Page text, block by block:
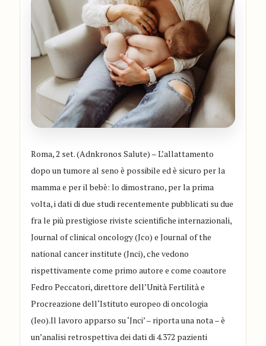
Roma, 2 set. (Adnkronos Salute) – L’allattamento
dopo un tumore al seno è possibile ed è sicuro per la
mamma e per il bebè: lo dimostrano, per la prima
volta, i dati di due studi recentemente pubblicati su due
fra le più prestigiose riviste scientifiche internazionali,
Journal of clinical oncology (Jco) e Journal of the
national cancer institute (Jnci), che vedono
rispettivamente come primo autore e come coautore
Fedro Peccatori, direttore dell’Unità Fertilità e
Procreazione dell‘Istituto europeo di oncologia
(Ieo).Il lavoro apparso su ‘Jnci’ – riporta una nota – è
un’analisi retrospettiva dei dati di 4.372 pazienti